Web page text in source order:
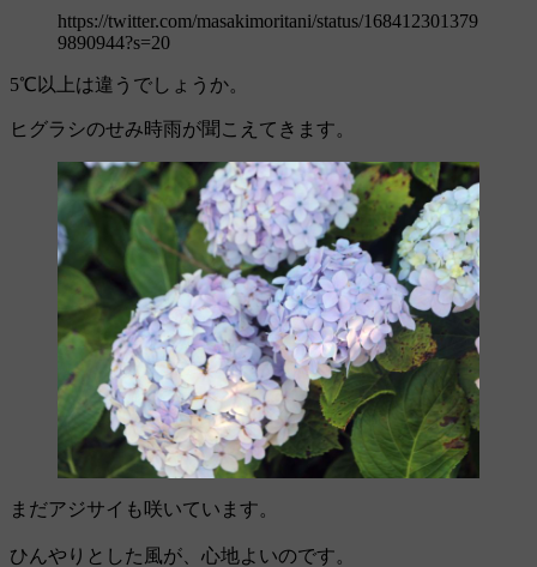
https://twitter.com/masakimoritani/status/168412301379
9890944?s=20
5℃以上は違うでしょうか。
ヒグラシのせみ時雨が聞こえてきます。
まだアジサイも咲いています。
ひんやりとした風が、心地よいのです。